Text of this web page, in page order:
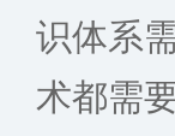
识体系
术都需